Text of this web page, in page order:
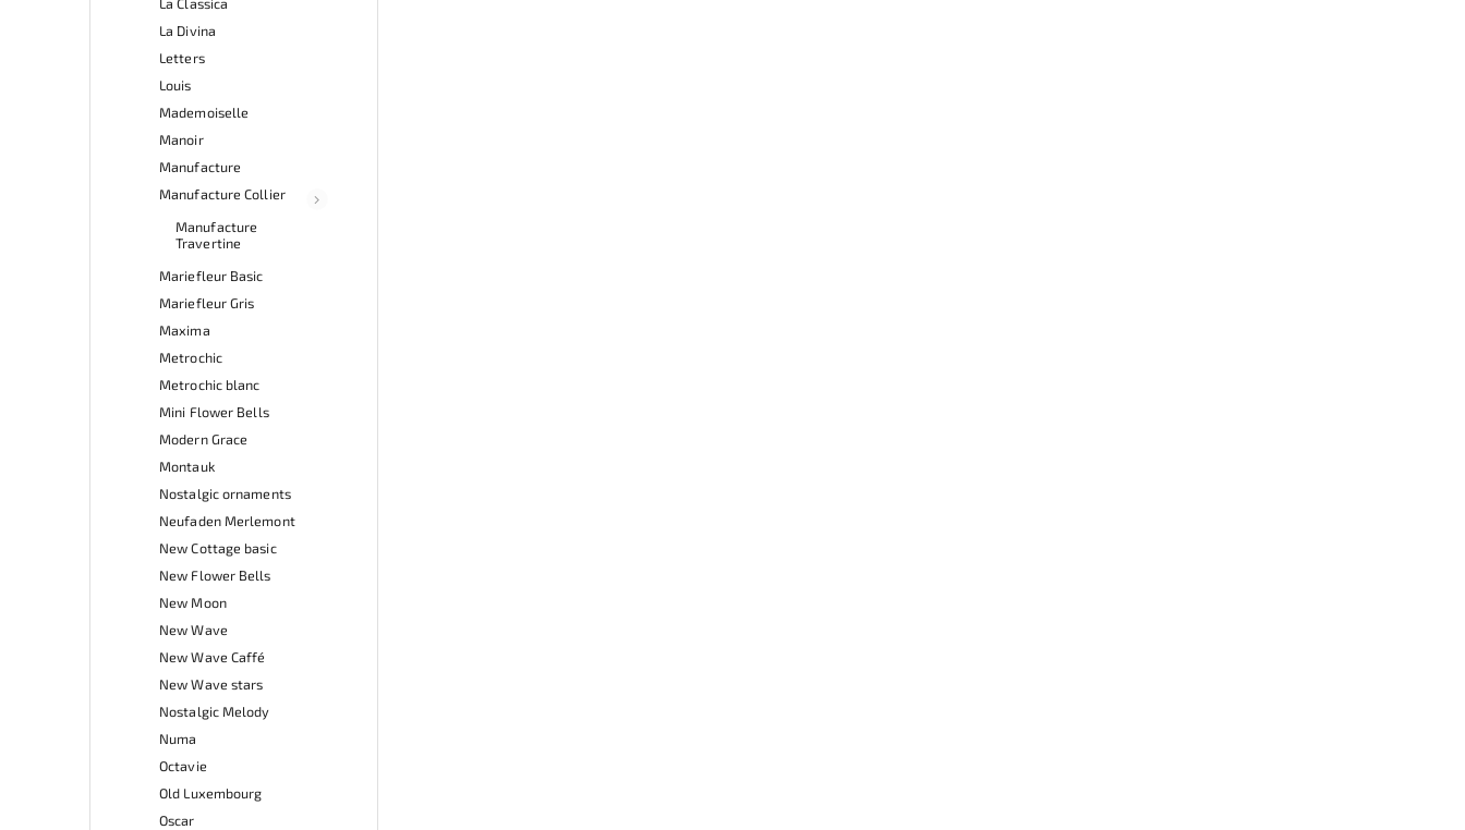
La Divina
Letters
Louis
Mademoiselle
Manoir
Manufacture
Manufacture Collier
Manufacture
Travertine
Mariefleur Basic
Mariefleur Gris
Maxima
Metrochic
Metrochic blanc
Mini Flower Bells
Modern Grace
Montauk
Nostalgic ornaments
Neufaden Merlemont
New Cottage basic
New Flower Bells
New Moon
New Wave
New Wave Caffé
New Wave stars
Nostalgic Melody
Numa
Octavie
Old Luxembourg
Oscar